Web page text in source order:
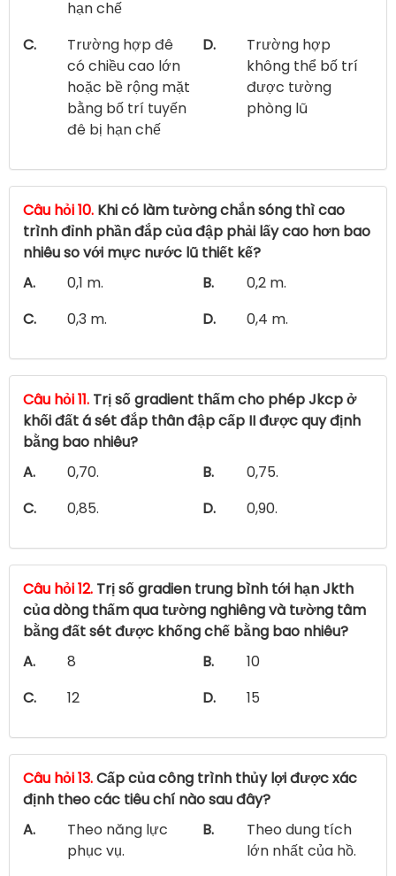
hạn chế
C.
Trường hợp đê
có chiều cao lớn
hoặc bề rộng mặt
bằng bố trí tuyến
đê bị hạn chế
D.
Trường hợp
không thể bố trí
được tường
phòng lũ
Câu hỏi 10. Khi có làm tường chắn sóng thì cao
trình đỉnh phần đắp của đập phải lấy cao hơn bao
nhiêu so với mực nước lũ thiết kế?
A.
0,1 m. B.
0,2 m.
C.
0,3 m. D. 0,4 m.
Câu hỏi 11. Trị số gradient thấm cho phép Jkcp ở
khối đất á sét đắp thân đập cấp II được quy định
bằng bao nhiêu?
A.
0,70. B.
0,75.
C.
0,85. D. 0,90.
Câu hỏi 12. Trị số gradien trung bình tới hạn Jkth
của dòng thấm qua tường nghiêng và tường tâm
bằng đất sét được khống chế bằng bao nhiêu?
A.
8 B.
10
C.
12 D. 15
Câu hỏi 13.Cấp của công trình thủy lợi được xác
định theo các tiêu chí nào sau đây?
A.
Theo năng lực
phục vụ.
B.
Theo dung tích
lớn nhất của hồ.